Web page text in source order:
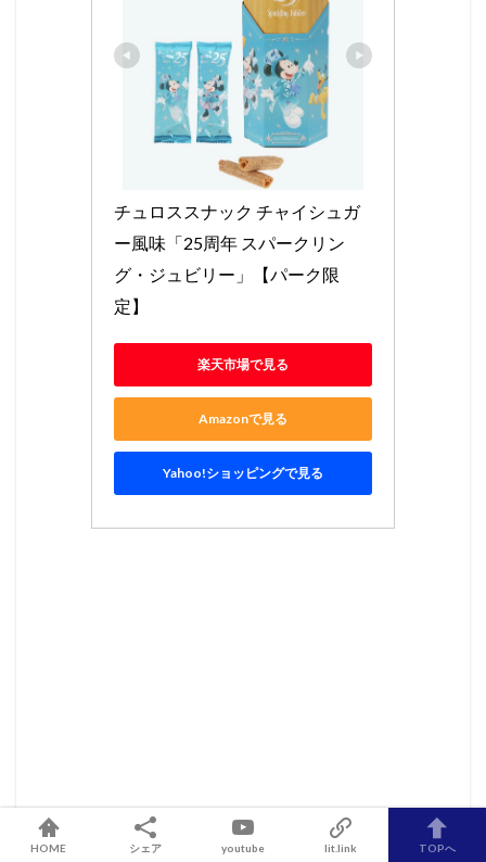
チュロススナック チャイシュガ
ー風味「25周年 スパークリン
グ・ジュビリー」【パーク限
定】
楽天市場で見る
Amazonで見る
Yahoo!ショッピングで見る
HOME シェア youtube lit.link TOPへ